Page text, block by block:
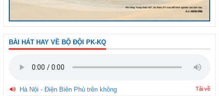
BÀI HÁT HAY VỀ BỘ ĐỘI PK-KQ
Hà Nội - Điện Biên Phủ trên không Tải về